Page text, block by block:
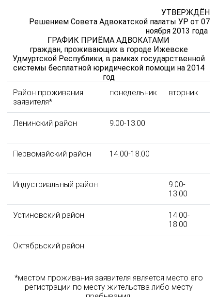
УТВЕРЖДЁН
Решением Совета Адвокатской палаты УР от 07
ноября 2013 года
ГРАФИК ПРИЁМА АДВОКАТАМИ
граждан, проживающих в городе Ижевске
Удмуртской Республики, в рамках государственной
системы бесплатной юридической помощи на 2014
год
Район проживания
заявителя*
понедельник вторник
Ленинский район 9.00-13.00
Первомайский район 14.00-18.00
Индустриальный район
9.00-
13.00
Устиновский район
14.00-
18.00
Октябрьский район
*местом проживания заявителя является место его
регистрации по месту жительства либо месту